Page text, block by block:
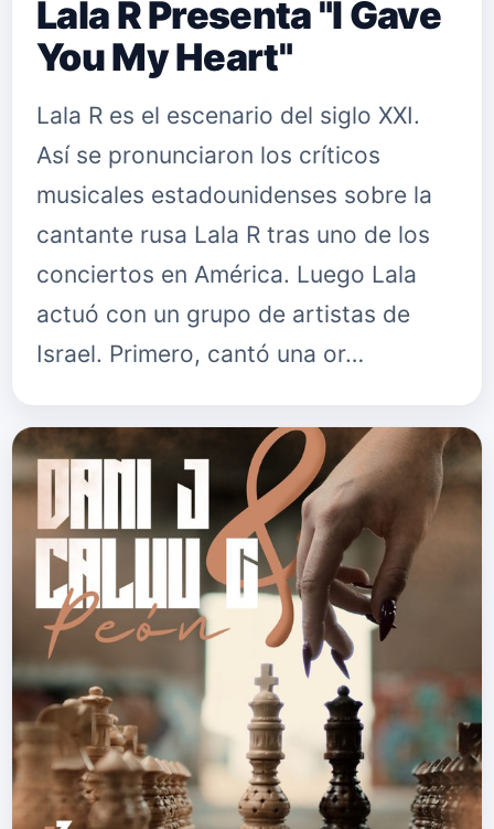
Lala R Presenta "I Gave
You My Heart"
Lala R es el escenario del siglo XXI.
Así se pronunciaron los críticos
musicales estadounidenses sobre la
cantante rusa Lala R tras uno de los
conciertos en América. Luego Lala
actuó con un grupo de artistas de
Israel. Primero, cantó una or…